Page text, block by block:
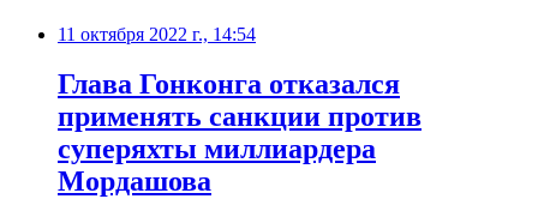
11 октября 2022 г., 14:54
Глава Гонконга отказался
применять санкции против
суперяхты миллиардера
Мордашова